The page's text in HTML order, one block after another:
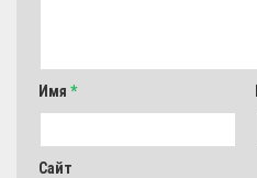
Имя *
Сайт